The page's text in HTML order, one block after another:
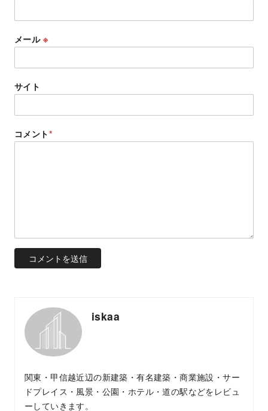
メール ※
サイト
コメント*
iskaa
関東・甲信越近辺の新建築・有名建築・商業施設・サー
ドプレイス・風景・公園・ホテル・道の駅などをレビュ
ーしていきます。